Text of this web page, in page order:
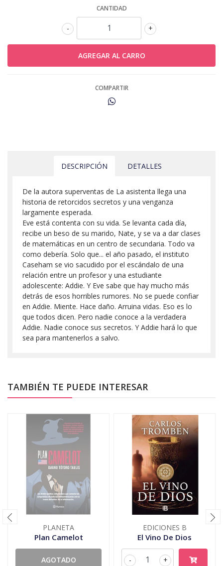
CANTIDAD
+
-
COMPARTIR
DESCRIPCIÓN DETALLES
De la autora superventas de La asistenta llega una
historia de retorcidos secretos y una venganza
largamente esperada.
Eve está contenta con su vida. Se levanta cada día,
recibe un beso de su marido, Nate, y se va a dar clases
de matemáticas en un centro de secundaria. Todo va
como debería. Solo que... el año pasado, el instituto
Caseham se vio sacudido por el escándalo de una
relación entre un profesor y una estudiante
adolescente: Addie. Y Eve sabe que hay mucho más
detrás de esos horribles rumores. No se puede confiar
en Addie. Miente. Hace daño. Arruina vidas. Eso es lo
que todos dicen. Pero nadie conoce a la verdadera
Addie. Nadie conoce sus secretos. Y Addie hará lo que
sea para mantenerlos a salvo.
TAMBIÉN TE PUEDE INTERESAR
PLANETA
Plan Camelot
AGOTADO
EDICIONES B
El Vino De Dios
+
-